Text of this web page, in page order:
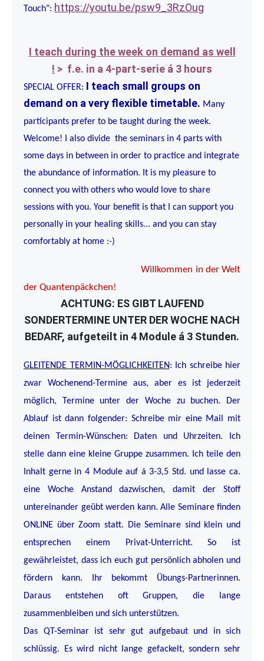
Touch": https://youtu.be/psw9_3RzOug
I teach during the week on demand as well
! > f.e. in a 4-part-serie á 3 hours
SPECIAL OFFER: I teach small groups on
demand on a very flexible timetable. Many
participants prefer to be taught during the week.
Welcome! I also divide the seminars in 4 parts with
some days in between in order to practice and integrate
the abundance of information. It is my pleasure to
connect you with others who would love to share
sessions with you. Your benefit is that I can support you
personally in your healing skills... and you can stay
comfortably at home :-)
Willkommen in der Welt
der Quantenpäckchen!
ACHTUNG: ES GIBT LAUFEND
SONDERTERMINE UNTER DER WOCHE NACH
BEDARF, aufgeteilt in 4 Module á 3 Stunden.
GLEITENDE TERMIN-MÖGLICHKEITEN: Ich schreibe hier
zwar Wochenend-Termine aus, aber es ist jederzeit
möglich, Termine unter der Woche zu buchen. Der
Ablauf ist dann folgender: Schreibe mir eine Mail mit
deinen Termin-Wünschen: Daten und Uhrzeiten. Ich
stelle dann eine kleine Gruppe zusammen. Ich teile den
Inhalt gerne in 4 Module auf á 3-3,5 Std. und lasse ca.
eine Woche Anstand dazwischen, damit der Stoff
untereinander geübt werden kann. Alle Seminare finden
ONLINE über Zoom statt. Die Seminare sind klein und
entsprechen einem Privat-Unterricht. So ist
gewährleistet, dass ich euch gut persönlich abholen und
fördern kann. Ihr bekommt Übungs-Partnerinnen.
Daraus entstehen oft Gruppen, die lange
zusammenbleiben und sich unterstützen.
Das QT-Seminar ist sehr gut aufgebaut und in sich
schlüssig. Es wird nicht lange gefackelt, sondern sehr